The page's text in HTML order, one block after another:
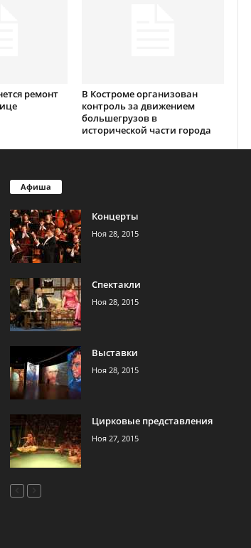
ремонт
В Костроме организован
контроль за движением
большегрузов в
исторической части города
Афиша
Концерты
Ноя 28, 2015
Спектакли
Ноя 28, 2015
Выставки
Ноя 28, 2015
Цирковые представления
Ноя 27, 2015